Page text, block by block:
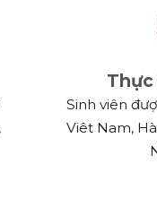
Sinh viên
Viêt Nam,